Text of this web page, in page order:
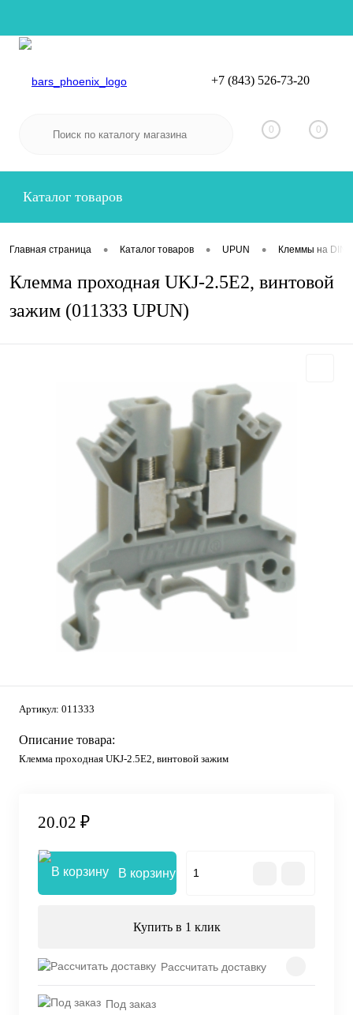
Вход
+7 (843) 526-73-20
0 0
Каталог товаров
Главная страница • Каталог товаров • UPUN • Клеммы на DIN-
Клемма проходная UKJ-2.5E2, винтовой
зажим (011333 UPUN)
Артикул: 011333
Описание товара:
Клемма проходная UKJ-2.5E2, винтовой зажим
20.02 ₽
В корзину
Купить в 1 клик
Рассчитать доставку
Под заказ